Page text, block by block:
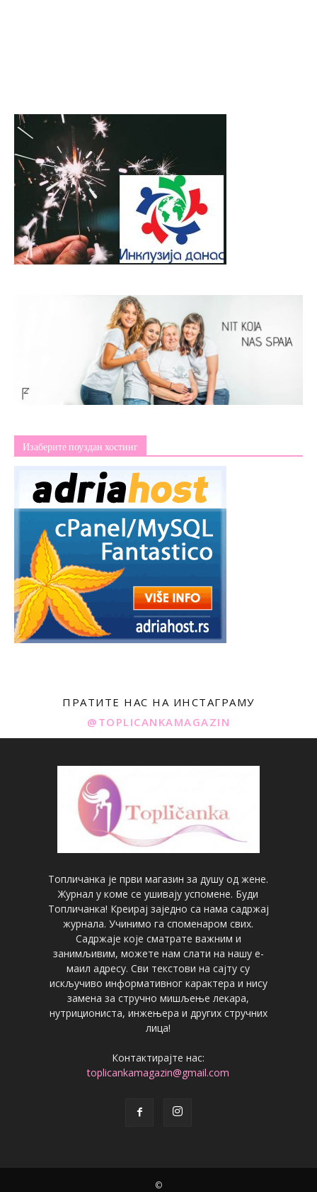
Изаберите поуздан хостинг
ПРАТИТЕ НАС НА ИНСТАГРАМУ
@TOPLICANKAMAGAZIN
Топличанка је први магазин за душу од жене.
Журнал у коме се ушивају успомене. Буди
Топличанка! Креирај заједно са нама садржај
журнала. Учинимо га споменаром свих.
Садржаје које сматрате важним и
занимљивим, можете нам слати на нашу е-
маил адресу. Сви текстови на сајту су
искључиво информативног карактера и нису
замена за стручно мишљење лекара,
нутрициониста, инжењера и других стручних
лица!
Контактирајте нас:
toplicankamagazin@gmail.com
©